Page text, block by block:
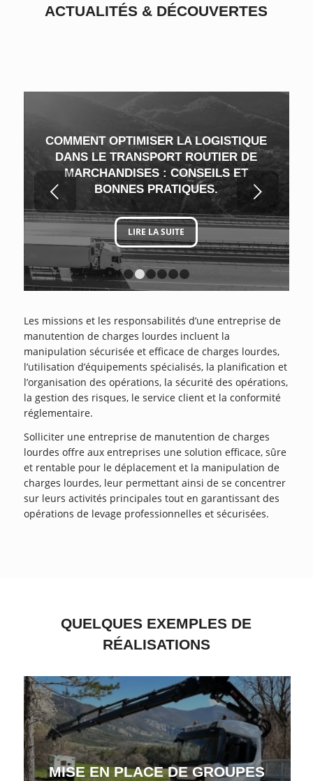
ACTUALITÉS & DÉCOUVERTES
COMMENT OPTIMISER LA LOGISTIQUE
DANS LE TRANSPORT ROUTIER DE
MARCHANDISES : CONSEILS ET
BONNES PRATIQUES.
LIRE LA SUITE
Suivant
1 2 3 4 5
Les missions et les responsabilités d’une entreprise de
manutention de charges lourdes incluent la
manipulation sécurisée et efficace de charges lourdes,
l’utilisation d’équipements spécialisés, la planification et
l’organisation des opérations, la sécurité des opérations,
la gestion des risques, le service client et la conformité
réglementaire.
Solliciter une entreprise de manutention de charges
lourdes offre aux entreprises une solution efficace, sûre
et rentable pour le déplacement et la manipulation de
charges lourdes, leur permettant ainsi de se concentrer
sur leurs activités principales tout en garantissant des
opérations de levage professionnelles et sécurisées.
QUELQUES EXEMPLES DE
RÉALISATIONS
MISE EN PLACE DE GROUPES